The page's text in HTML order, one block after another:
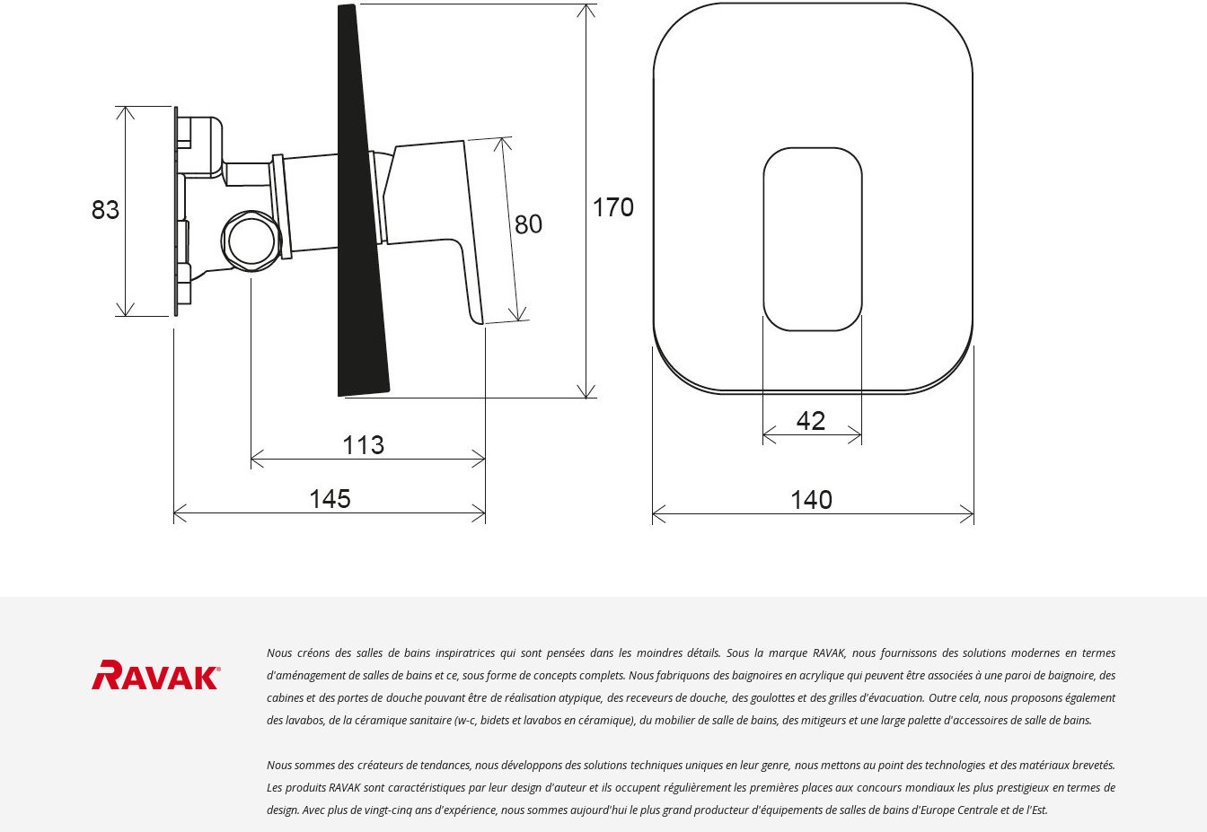
Nous créons des salles de bains inspiratrices qui sont pensées dans les moindres détails. Sous la marque RAVAK, nous fournissons des solutions modernes en termes
d'aménagement de salles de bains et ce, sous forme de concepts complets. Nous fabriquons des baignoires en acrylique qui peuvent être associées à une paroi de baignoire, des
cabines et des portes de douche pouvant être de réalisation atypique, des receveurs de douche, des goulottes et des grilles d'évacuation. Outre cela, nous proposons également
des lavabos, de la céramique sanitaire (w-c, bidets et lavabos en céramique), du mobilier de salle de bains, des mitigeurs et une large palette d'accessoires de salle de bains.
Nous sommes des créateurs de tendances, nous développons des solutions techniques uniques en leur genre, nous mettons au point des technologies et des matériaux brevetés.
Les produits RAVAK sont caractéristiques par leur design d'auteur et ils occupent régulièrement les premières places aux concours mondiaux les plus prestigieux en termes de
design. Avec plus de vingt-cinq ans d'expérience, nous sommes aujourd'hui le plus grand producteur d'équipements de salles de bains d'Europe Centrale et de l'Est.